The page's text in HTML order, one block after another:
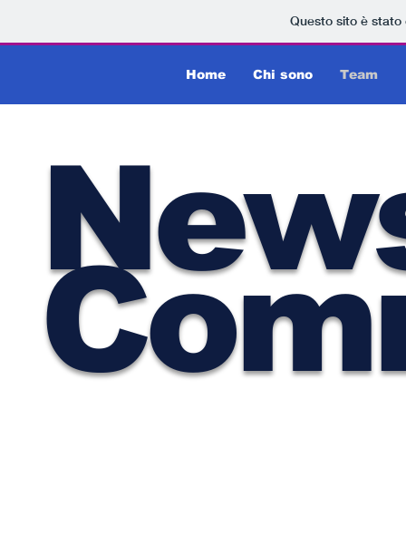
Questo sito è
Home Chi sono Team